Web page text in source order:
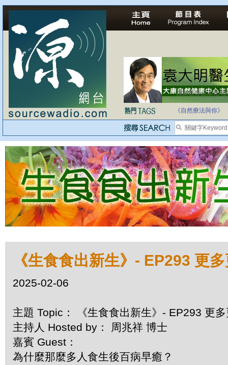
自家教育合法化-
《自然療法與你》
《生食食出新生》- EP293 更
2025-02-06
主題 Topic： 《生食食出新生》- EP293 更
主持人 Hosted by： 周兆祥 博士
嘉賓 Guest：
為什麼那麼多人食生後百病早癒？